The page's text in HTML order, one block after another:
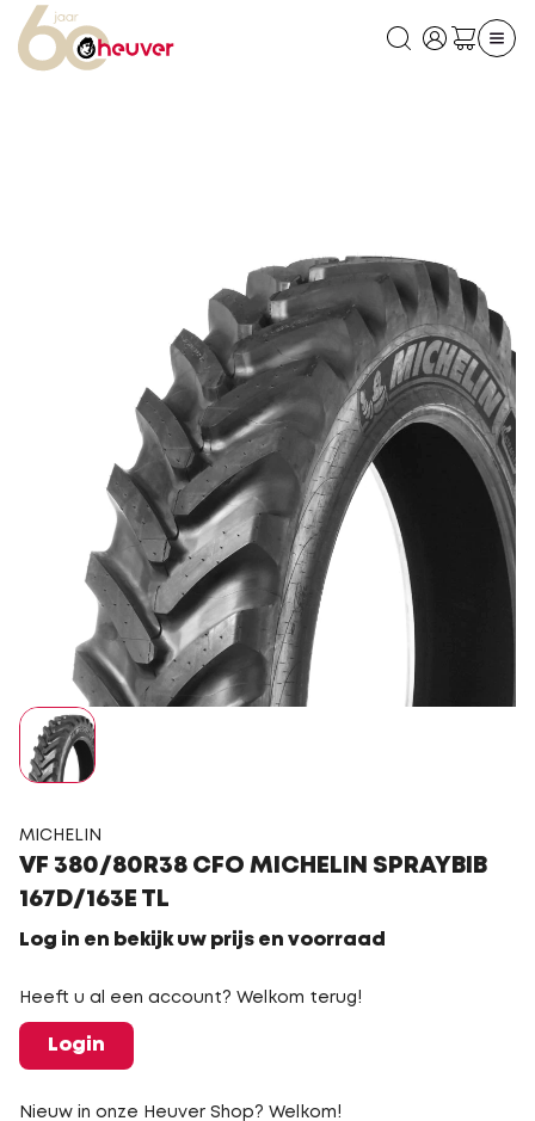
MICHELIN
VF 380/80R38 CFO MICHELIN SPRAYBIB
167D/163E TL
Log in en bekijk uw prijs en voorraad
Heeft u al een account? Welkom terug!
Login
Nieuw in onze Heuver Shop? Welkom!